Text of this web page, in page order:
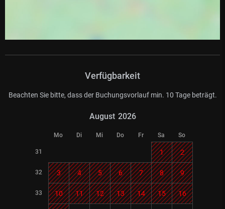
Verfügbarkeit
Beachten Sie bitte, dass der Buchungsvorlauf min. 10 Tage beträgt.
August 2026
Mo Di Mi Do Fr Sa So
31 1 2
32 3 4 5 6 7 8 9
33 10 11 12 13 14 15 16